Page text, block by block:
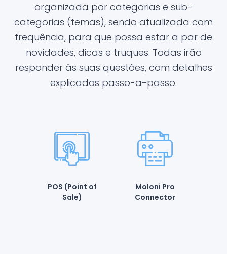
organizada por categorias e sub-
categorias (temas), sendo atualizada com
frequência, para que possa estar a par de
novidades, dicas e truques. Todas irão
responder às suas questões, com detalhes
explicados passo-a-passo.
POS (Point of
Sale)
Moloni Pro
Connector